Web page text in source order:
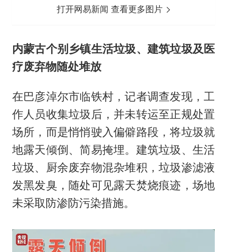
打开网易新闻 查看更多图片
内蒙古个别乡镇生活垃圾、建筑垃圾及医
疗废弃物随处堆放
在巴彦淖尔市临铁村，记者调查发现，工
作人员收集垃圾后，并未转运至正规处置
场所，而是悄悄驶入偏僻路段，将垃圾就
地露天倾倒、简易掩埋。建筑垃圾、生活
垃圾、厨余废弃物混杂堆积，垃圾渗滤液
发黑发臭，随处可见露天焚烧痕迹，场地
未采取防渗防污染措施。